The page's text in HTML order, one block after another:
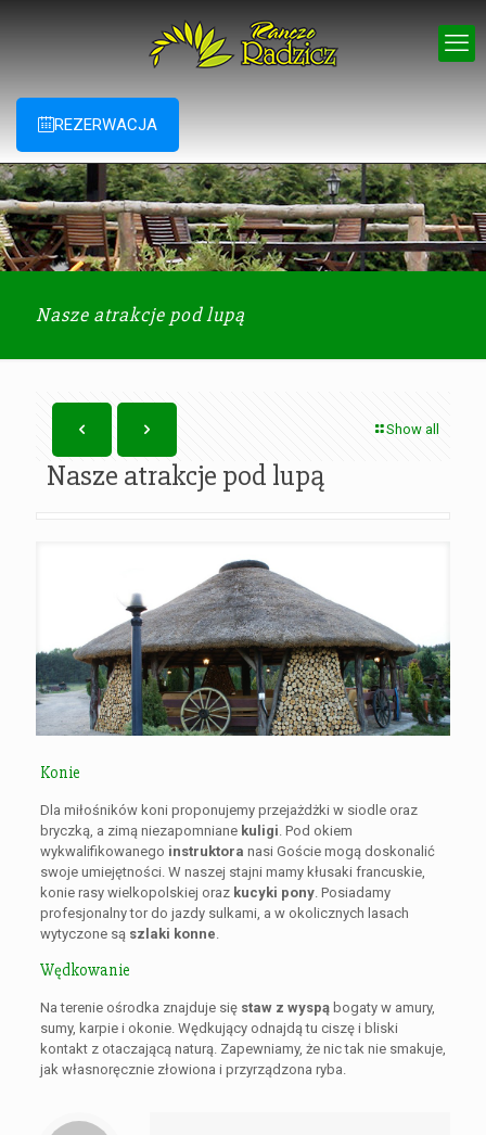
REZERWACJA
Nasze atrakcje pod lupą
Show all
Nasze atrakcje pod lupą
Konie
Dla miłośników koni proponujemy przejażdżki w siodle oraz
bryczką, a zimą niezapomniane kuligi. Pod okiem
wykwalifikowanego instruktora nasi Goście mogą doskonalić
swoje umiejętności. W naszej stajni mamy kłusaki francuskie,
konie rasy wielkopolskiej oraz kucyki pony. Posiadamy
profesjonalny tor do jazdy sulkami, a w okolicznych lasach
wytyczone są szlaki konne.
Wędkowanie
Na terenie ośrodka znajduje się staw z wyspąbogaty w amury,
sumy, karpie i okonie. Wędkujący odnajdą tu ciszę i bliski
kontakt z otaczającą naturą. Zapewniamy, że nic tak nie smakuje,
jak własnoręcznie złowiona i przyrządzona ryba.